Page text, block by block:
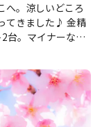
へ。涼しいどころ
てきました♪ 金精
台。マイナーな山
です。いきなり苦
精山の分岐にやっ
山道。ただ雨の後
良さそうです。そ
何も見えましぇ